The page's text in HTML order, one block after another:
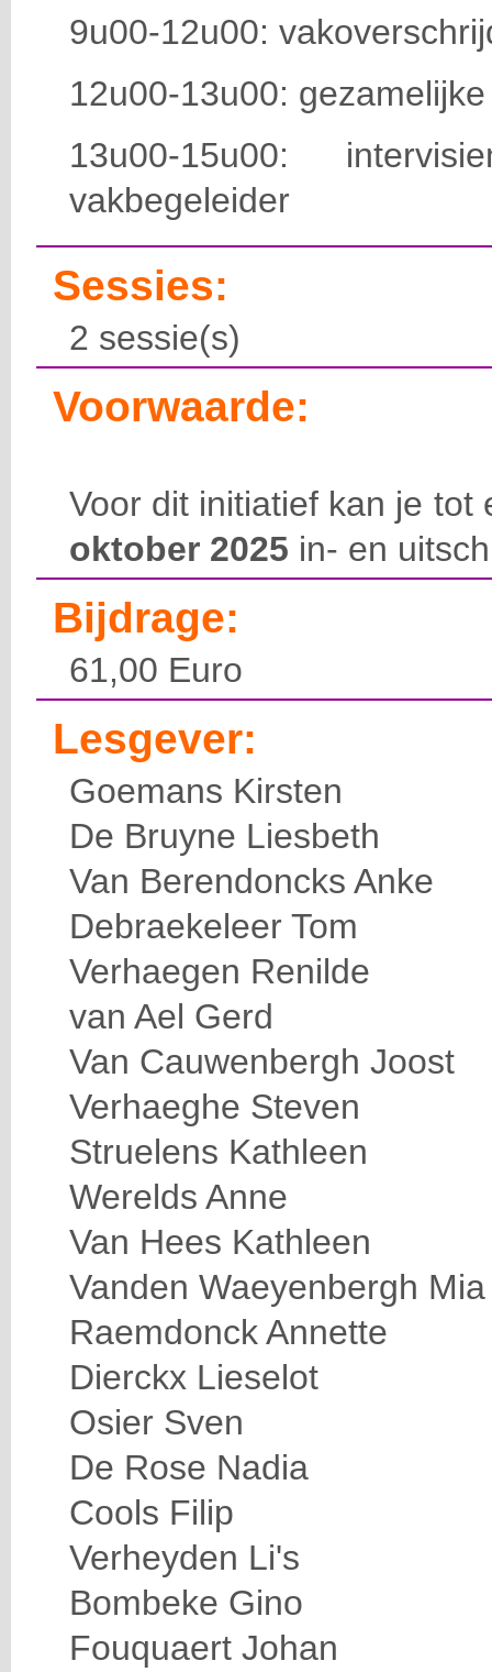
9u00-12u00:
12u00-13u00:
13u00-15u00:
vakbegeleider
Sessies:
2 sessie(s)
Voorwaarde:
Voor dit initiatief kan je tot
oktober 2025 in- en
Bijdrage:
61,00 Euro
Lesgever:
Goemans Kirsten
De Bruyne Liesbeth
Van Berendoncks Anke
Debraekeleer Tom
Verhaegen Renilde
van Ael Gerd
Van Cauwenbergh Joost
Verhaeghe Steven
Struelens Kathleen
Werelds Anne
Van Hees Kathleen
Vanden Waeyenbergh Mia
Raemdonck Annette
Dierckx Lieselot
Osier Sven
De Rose Nadia
Cools Filip
Verheyden Li's
Bombeke Gino
Fouquaert Johan